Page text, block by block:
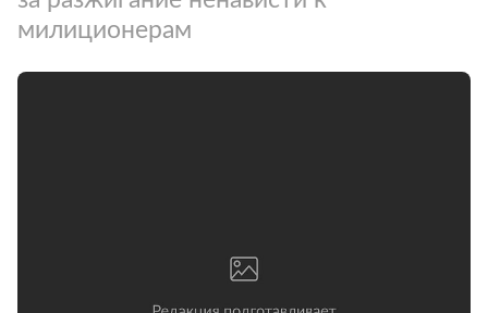
милиционерам